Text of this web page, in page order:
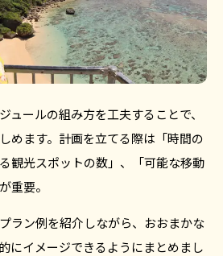
ュールの組み方を工夫することで、
めます。計画を立てる際は「時間の
観光スポットの数」、「可能な移動
重要。
ラン例を紹介しながら、おおまかな
にイメージできるようにまとめまし